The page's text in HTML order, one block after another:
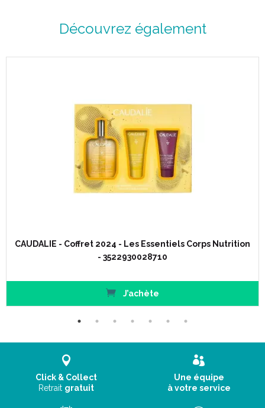
Découvrez également
CAUDALIE - Coffret 2024 - Les Essentiels Corps Nutrition
- 3522930028710
J’achète
Click & Collect
Retrait gratuit
Une équipe
à votre service